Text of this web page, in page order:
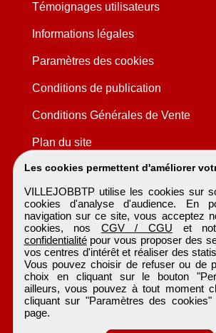
Les cookies permettent d'améliorer
VILLEJOBBTP utilise les cookies sur
cookies d'analyse d'audience. En
navigation sur ce site, vous acceptez
cookies, nos CGV / CGU et
confidentialitépour vous proposer des
vos centres d'intérêt et réaliser des
Vous pouvez choisir de refuser ou de
choix en cliquant sur le bouton
ailleurs, vous pouvez à tout moment
cliquant sur "Paramètres des
page.
Témoignages utilisateurs
Informations légales
Paramètres des cookies
Conditions de publication
Conditions Générales de Vente
Plan du site